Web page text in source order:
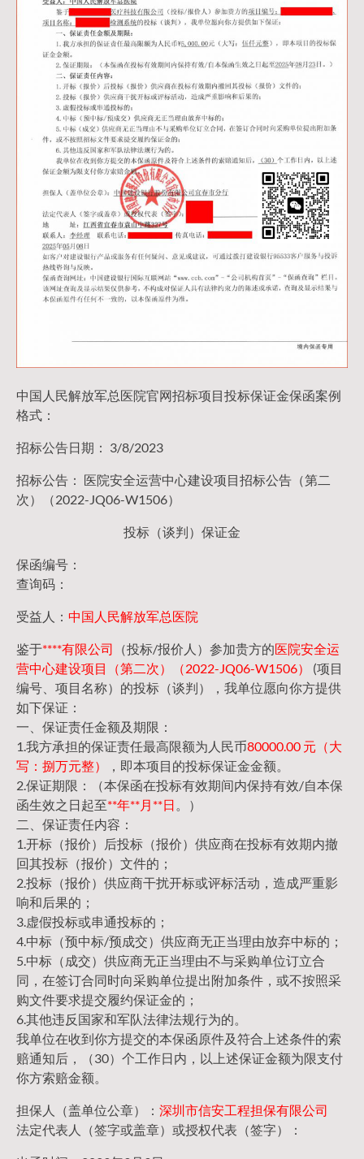
中国人民解放军总医院官网招标项目投标保证金保函案例
格式：
招标公告日期： 3/8/2023
招标公告： 医院安全运营中心建设项目招标公告（第二
次）（2022-JQ06-W1506）
投标（谈判）保证金
保函编号：
查询码：
受益人： 中国人民解放军总医院
鉴于****有限公司 （投标/报价人）参加贵方的医院安全运
营中心建设项目（第二次）（2022-JQ06-W1506）
(项目
编号、项目名称）的投标（谈判），我单位愿向你方提供
如下保证：
一、保证责任金额及期限：
1.我方承担的保证责任最高限额为人民币80000.00 元（大
写：捌万元整）
，即本项目的投标保证金金额。
2.保证期限：（本保函在投标有效期间内保持有效/自本保
函生效之日起至**年**月**日 。）
二、保证责任内容：
1.开标（报价）后投标（报价）供应商在投标有效期内撤
回其投标（报价）文件的；
2.投标（报价）供应商干扰开标或评标活动，造成严重影
响和后果的；
3.虚假投标或串通投标的；
4.中标（预中标/预成交）供应商无正当理由放弃中标的；
5.中标（成交）供应商无正当理由不与采购单位订立合
同，在签订合同时向采购单位提出附加条件，或不按照采
购文件要求提交履约保证金的；
6.其他违反国家和军队法律法规行为的。
我单位在收到你方提交的本保函原件及符合上述条件的索
赔通知后，（30）个工作日内，以上述保证金额为限支付
你方索赔金额。
担保人（盖单位公章）： 深圳市信安工程担保有限公司
法定代表人（签字或盖章）或授权代表（签字）：